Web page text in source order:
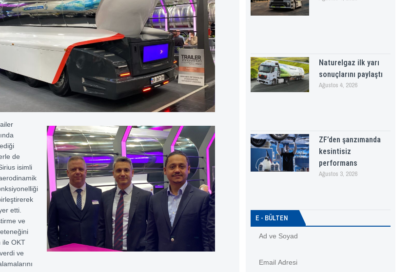
de
isimli
etti.
ve
ile OKT
ve
Naturelgaz ilk yarı
sonuçlarını paylaştı
Ağustos 4, 2026
ZF’den şanzımanda
kesintisiz
performans
Ağustos 3, 2026
E - BÜLTEN